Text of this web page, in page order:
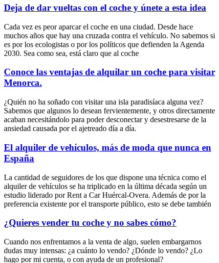
Deja de dar vueltas con el coche y únete a esta idea
Cada vez es peor aparcar el coche en una ciudad. Desde hace
muchos años que hay una cruzada contra el vehículo. No sabemos si
es por los ecologistas o por los políticos que defienden la Agenda
2030. Sea como sea, está claro que al coche
Conoce las ventajas de alquilar un coche para visitar
Menorca.
¿Quién no ha soñado con visitar una isla paradisíaca alguna vez?
Sabemos que algunos lo desean fervientemente, y otros directamente
acaban necesitándolo para poder desconectar y desestresarse de la
ansiedad causada por el ajetreado día a día.
El alquiler de vehículos, más de moda que nunca en
España
La cantidad de seguidores de los que dispone una técnica como el
alquiler de vehículos se ha triplicado en la última década según un
estudio liderado por Rent a Car Huércal-Overa. Además de por la
preferencia existente por el transporte público, esto se debe también
¿Quieres vender tu coche y no sabes cómo?
Cuando nos enfrentamos a la venta de algo, suelen embargarnos
dudas muy intensas: ¿a cuánto lo vendo? ¿Dónde lo vendo? ¿Lo
hago por mi cuenta, o con ayuda de un profesional?